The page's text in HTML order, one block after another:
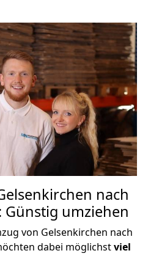
nach
Günstig umziehen
von Gelsenkirchen nach
dabei möglichstviel